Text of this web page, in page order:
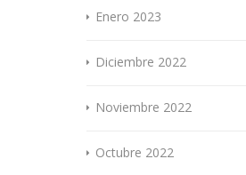
Enero 2023
Diciembre 2022
Noviembre 2022
Octubre 2022